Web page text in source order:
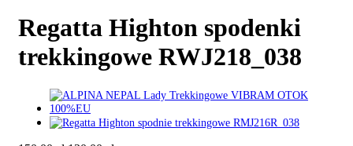
Regatta Highton spodenki
trekkingowe RWJ218_038